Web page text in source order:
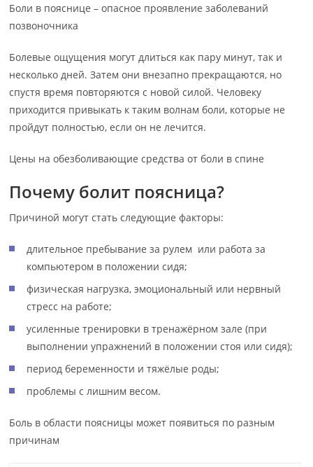
Боли в пояснице – опасное проявление заболеваний
позвоночника
Болевые ощущения могут длиться как пару минут, так и
несколько дней. Затем они внезапно прекращаются, но
спустя время повторяются с новой силой. Человеку
приходится привыкать к таким волнам боли, которые не
пройдут полностью, если он не лечится.
Цены на обезболивающие средства от боли в спине
Почему болит поясница?
Причиной могут стать следующие факторы:
длительное пребывание за рулем или работа за
компьютером в положении сидя;
физическая нагрузка, эмоциональный или нервный
стресс на работе;
усиленные тренировки в тренажёрном зале (при
выполнении упражнений в положении стоя или сидя);
период беременности и тяжёлые роды;
проблемы с лишним весом.
Боль в области поясницы может появиться по разным
причинам